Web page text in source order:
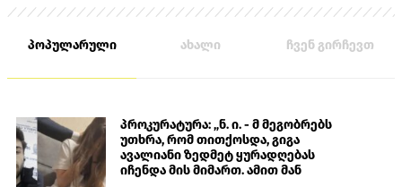
პოპულარული ახალი ჩვენ გირჩევთ
პროკურატურა: „ნ. ი. - მ მეგობრებს
უთხრა, რომ თითქოსდა, გიგა
ავალიანი ზედმეტ ყურადღებას
იჩენდა მის მიმართ. ამით მან